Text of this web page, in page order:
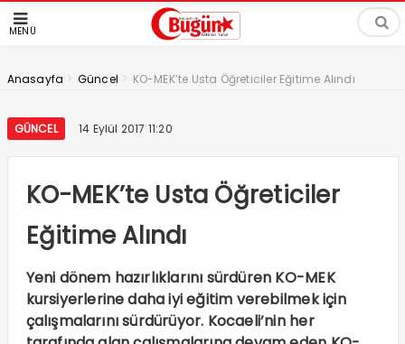
MENÜ
Anasayfa > Güncel > KO-MEK’te Usta Öğreticiler Eğitime Alındı
GÜNCEL 14 Eylül 2017 11:20
KO-MEK’te Usta Öğreticiler
Eğitime Alındı
Yeni dönem hazırlıklarını sürdüren KO-MEK
kursiyerlerine daha iyi eğitim verebilmek için
çalışmalarını sürdürüyor. Kocaeli’nin her